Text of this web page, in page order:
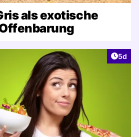
als exotische
5d